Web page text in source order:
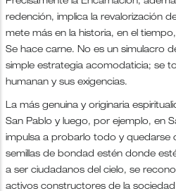
redención, implica la revalorización
mete más en la historia, en el
Se hace carne. No es un simulacro
simple estrategia acomodaticia; se
humanan y sus exigencias.
La más genuina y originaria
San Pablo y luego, por ejemplo, en
impulsa a probarlo todo y quedarse
semillas de bondad estén donde
a ser ciudadanos del cielo, se
activos constructores de la